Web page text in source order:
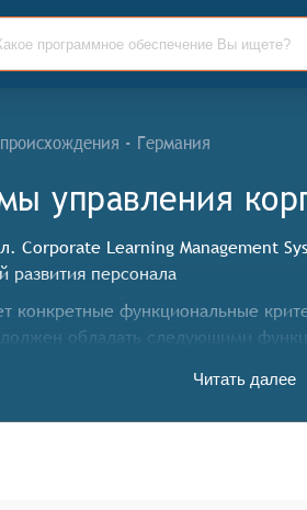
- Германия
управления
Learning Management
развития персонала
конкретные функциональные
обладать следующими
иметь возможность создавать
управлять
Читать далее